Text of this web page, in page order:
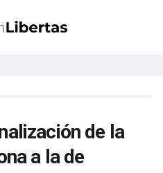
de la
a la de